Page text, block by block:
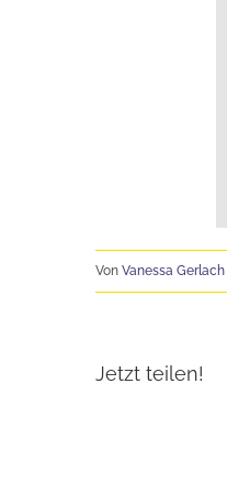
Von Vanessa Gerlach
Jetzt teilen!